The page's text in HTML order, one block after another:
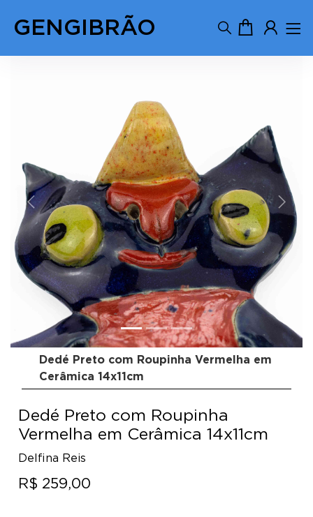
GENGIBRÃO
Previous Next
Dedé Preto com Roupinha Vermelha em
Cerâmica 14x11cm
Dedé Preto com Roupinha
Vermelha em Cerâmica 14x11cm
Delfina Reis
R$ 259,00